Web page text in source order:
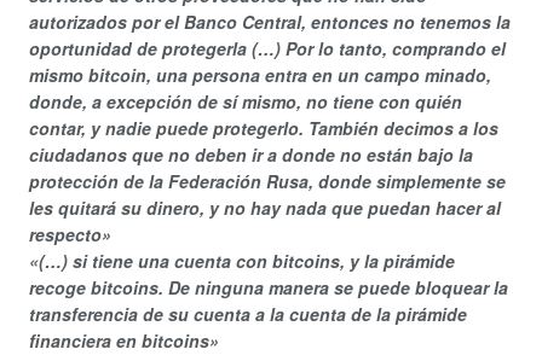
autorizados por el Banco Central, entonces no tenemos la
oportunidad de protegerla (…) Por lo tanto, comprando el
mismo bitcoin, una persona entra en un campo minado,
donde, a excepción de sí mismo, no tiene con quién
contar, y nadie puede protegerlo. También decimos a los
ciudadanos que no deben ir a donde no están bajo la
protección de la Federación Rusa, donde simplemente se
les quitará su dinero, y no hay nada que puedan hacer al
respecto»
«(…) si tiene una cuenta con bitcoins, y la pirámide
recoge bitcoins. De ninguna manera se puede bloquear la
transferencia de su cuenta a la cuenta de la pirámide
financiera en bitcoins»